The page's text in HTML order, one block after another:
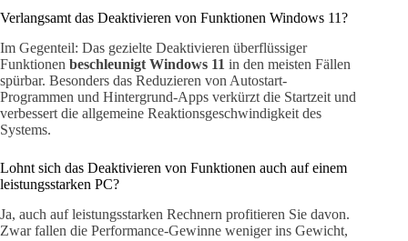
Verlangsamt das Deaktivieren von Funktionen Windows 11?
Im Gegenteil: Das gezielte Deaktivieren überflüssiger
Funktionen beschleunigt Windows 11 in den meisten Fällen
spürbar. Besonders das Reduzieren von Autostart-
Programmen und Hintergrund-Apps verkürzt die Startzeit und
verbessert die allgemeine Reaktionsgeschwindigkeit des
Systems.
Lohnt sich das Deaktivieren von Funktionen auch auf einem
leistungsstarken PC?
Ja, auch auf leistungsstarken Rechnern profitieren Sie davon.
Zwar fallen die Performance-Gewinne weniger ins Gewicht,